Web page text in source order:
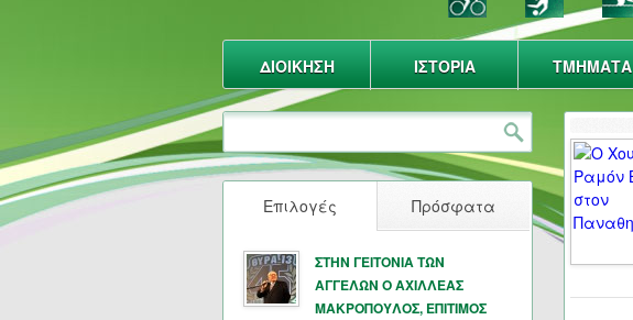
ΔΙΟΙΚΗΣΗ ΙΣΤΟΡΙΑ ΤΜΗΜΑΤΑ
Επιλογές Πρόσφατα
ΣΤΗΝ ΓΕΙΤΟΝΙΑ ΤΩΝ
ΑΓΓΕΛΩΝ Ο ΑΧΙΛΛΕΑΣ
ΜΑΚΡΟΠΟΥΛΟΣ, ΕΠΙΤΙΜΟΣ